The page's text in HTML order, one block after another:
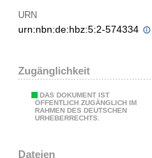
URN
urn:nbn:de:hbz:5:2-574334
Zugänglichkeit
DAS DOKUMENT IST
ÖFFENTLICH ZUGÄNGLICH IM
RAHMEN DES DEUTSCHEN
URHEBERRECHTS.
Dateien